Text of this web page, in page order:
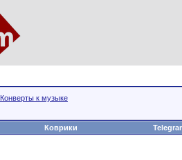
Конверты к музыке
Коврики